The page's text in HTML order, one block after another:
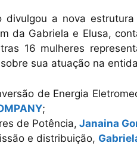
divulgou a nova
da Gabriela e Elusa,
16 mulheres
sua atuação na
de Energia
;
de Potência, Janaina
e distribuição,